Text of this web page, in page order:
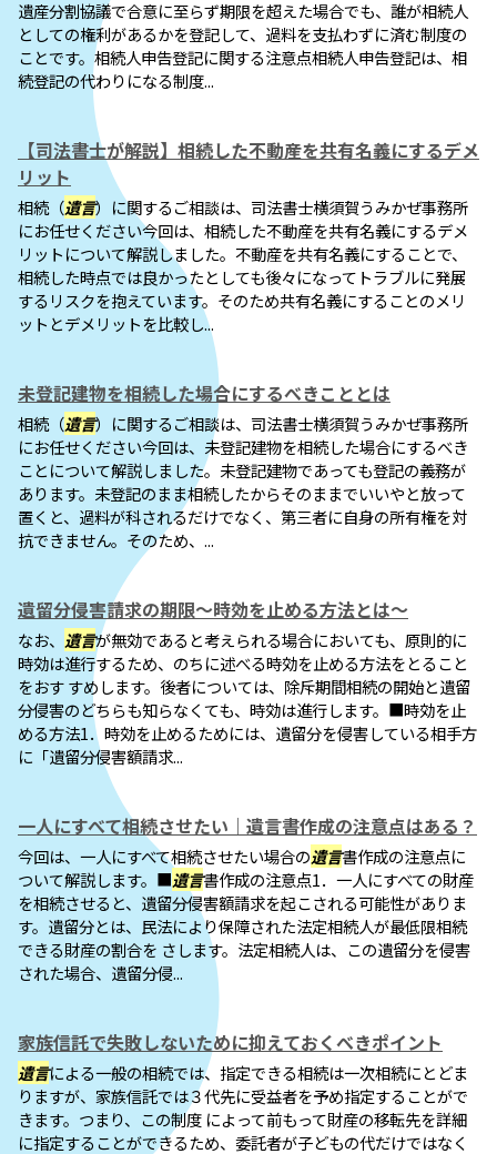
遺産分割協議で合意に至らず期限を超えた場合でも、誰が相続人
としての権利があるかを登記して、過料を支払わずに済む制度の
ことです。相続人申告登記に関する注意点相続人申告登記は、相
続登記の代わりになる制度...
【司法書士が解説】相続した不動産を共有名義にするデメ
リット
相続（遺言）に関するご相談は、司法書士横須賀うみかぜ事務所
にお任せください今回は、相続した不動産を共有名義にするデメ
リットについて解説しました。不動産を共有名義にすることで、
相続した時点では良かったとしても後々になってトラブルに発展
するリスクを抱えています。そのため共有名義にすることのメリ
ットとデメリットを比較し...
未登記建物を相続した場合にするべきこととは
相続（遺言）に関するご相談は、司法書士横須賀うみかぜ事務所
にお任せください今回は、未登記建物を相続した場合にするべき
ことについて解説しました。未登記建物であっても登記の義務が
あります。未登記のまま相続したからそのままでいいやと放って
置くと、過料が科されるだけでなく、第三者に自身の所有権を対
抗できません。そのため、...
遺留分侵害請求の期限～時効を止める方法とは～
なお、 遺言が無効であると考えられる場合においても、原則的に
時効は進行するため、のちに述べる時効を止める方法をとること
をおす すめします。後者については、除斥期間相続の開始と遺留
分侵害のどちらも知らなくても、時効は進行します。■時効を止
める方法1．時効を止めるためには、遺留分を侵害している相手方
に「遺留分侵害額請求...
一人にすべて相続させたい｜遺言書作成の注意点はある？
今回は、一人にすべて相続させたい場合の遺言書作成の注意点に
ついて解説します。■遺言書作成の注意点1．一人にすべての財産
を相続させると、遺留分侵害額請求を起こされる可能性がありま
す。遺留分とは、民法により保障された法定相続人が最低限相続
できる財産の割合を さします。法定相続人は、この遺留分を侵害
された場合、遺留分侵...
家族信託で失敗しないために抑えておくべきポイント
遺言による一般の相続では、指定できる相続は一次相続にとどま
りますが、家族信託では３代先に受益者を予め指定することがで
きます。つまり、この制度 によって前もって財産の移転先を詳細
に指定することができるため、委託者が子どもの代だけではなく